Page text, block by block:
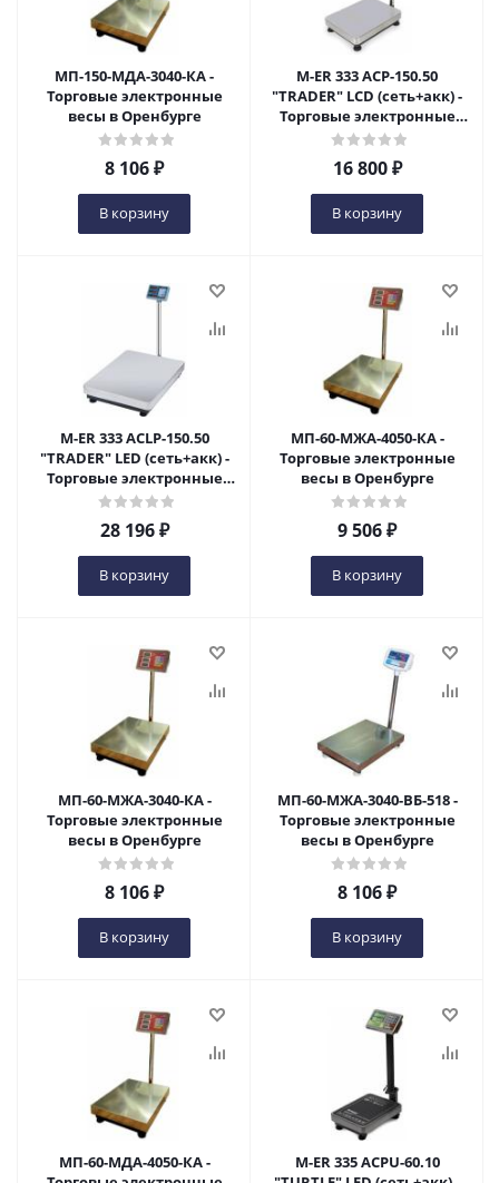
МП-150-МДА-3040-КА -
Торговые электронные
весы в Оренбурге
8 106₽
В корзину
M-ER 333 ACP-150.50
"TRADER" LCD (сеть+акк) -
Торговые электронные
весы в Оренбурге
16 800₽
В корзину
M-ER 333 ACLP-150.50
"TRADER" LED (сеть+акк) -
Торговые электронные
весы в Оренбурге
28 196₽
В корзину
МП-60-МЖА-4050-КА -
Торговые электронные
весы в Оренбурге
9 506₽
В корзину
МП-60-МЖА-3040-КА -
Торговые электронные
весы в Оренбурге
8 106₽
В корзину
МП-60-МЖА-3040-ВБ-518 -
Торговые электронные
весы в Оренбурге
8 106₽
В корзину
МП-60-МДА-4050-КА -
M-ER 335 ACPU-60.10